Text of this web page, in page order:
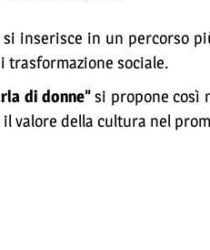
si inserisce in un percorso
sociale.
di donne”si propone così
valore della cultura nel